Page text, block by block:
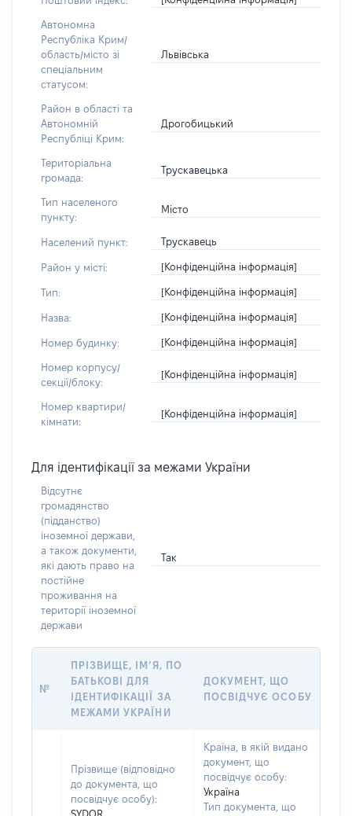
Автономна
Республіка Крим/
область/місто зі
спеціальним
статусом:
Львівська
Район в області та
Автономній
Республіці Крим:
Дрогобицький
Територіальна
громада:
Трускавецька
Тип населеного
пункту:
Місто
Населений пункт: Трускавець
Район у місті: [Конфіденційна інформація]
Тип: [Конфіденційна інформація]
Назва: [Конфіденційна інформація]
Номер будинку: [Конфіденційна інформація]
Номер корпусу/
секції/блоку:
[Конфіденційна інформація]
Номер квартири/
кімнати:
[Конфіденційна інформація]
Для ідентифікації за межами України
Відсутнє
громадянство
(підданство)
іноземної держави,
а також документи,
які дають право на
постійне
проживання на
території іноземної
держави
Так
№
ПРІЗВИЩЕ, ІМ’Я, ПО
БАТЬКОВІ ДЛЯ
ІДЕНТИФІКАЦІЇ ЗА
МЕЖАМИ УКРАЇНИ
ДОКУМЕНТ, ЩО
ПОСВІДЧУЄ ОСОБУ
Прізвище (відповідно
до документа, що
посвідчує особу):
SYDOR
Країна, в якій видано
документ, що
посвідчує особу:
Україна
Тип документа, що